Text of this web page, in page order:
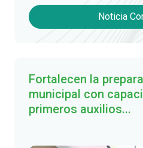
Noticia
Fortalecen la
municipal con
primeros auxilios...